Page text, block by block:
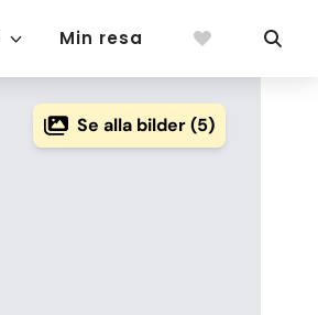
Min resa
Se alla bilder (5)